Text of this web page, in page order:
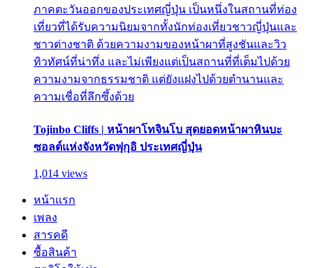
ภาคตะวันออกของประเทศญี่ปุ่น เป็นหนึ่งในสถานที่ท่อง
เที่ยวที่ได้รับความนิยมจากทั้งนักท่องเที่ยวชาวญี่ปุ่นและ
ชาวต่างชาติ ด้วยความงามของหน้าผาที่สูงชันและวิว
ทิวทัศน์ที่น่าทึ่ง และไม่เพียงแต่เป็นสถานที่ที่เต็มไปด้วย
ความงามจากธรรมชาติ แต่ยังแฝงไปด้วยตำนานและ
ความเชื่อที่ลึกซึ้งด้วย
Tojinbo Cliffs | หน้าผาโทจินโบ สุดยอดหน้าผาหินบะ
ซอลต์แห่งจังหวัดฟุกุอิ ประเทศญี่ปุ่น
1,014 views
หน้าแรก
เพลง
สารคดี
ซื้อสินค้า